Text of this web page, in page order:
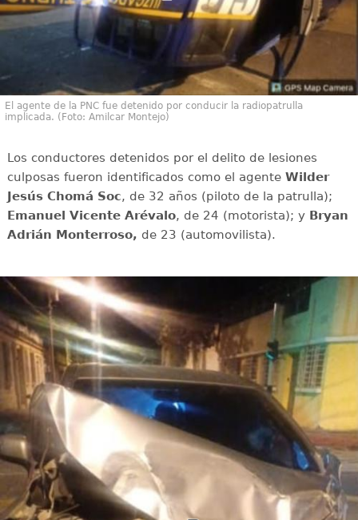
El agente de la PNC fue detenido por conducir la radiopatrulla
implicada. (Foto: Amilcar Montejo)
Los conductores detenidos por el delito de lesiones
culposas fueron identificados como el agente Wilder
Jesús Chomá Soc, de 32 años (piloto de la patrulla);
Emanuel Vicente Arévalo, de 24 (motorista); y Bryan
Adrián Monterroso, de 23 (automovilista).